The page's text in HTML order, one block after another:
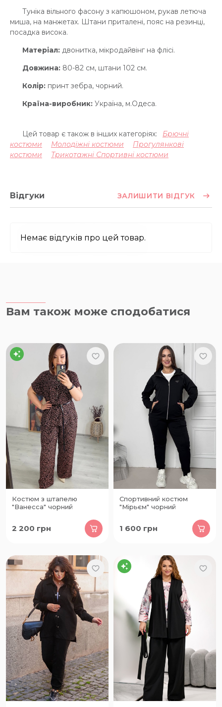
Туніка вільного фасону з капюшоном, рукав летюча
миша, на манжетах. Штани приталені, пояс на резинці,
посадка висока.
Матеріал: двонитка, мікродайвінг на флісі.
Довжина: 80-82 см, штани 102 см.
Колір: принт зебра, чорний.
Країна-виробник: Україна, м.Одеса.
Цей товар є також в інших категоріях:
Брючні
костюми
Молодіжні костюми
Прогулянкові
костюми
Трикотажні Спортивні костюми
Відгуки ЗАЛИШИТИ ВІДГУК
Немає відгуків про цей товар.
Вам також може сподобатися
Костюм з штапелю
"Ванесса" чорний
2 200 грн
Спортивний костюм
"Мірьєм" чорний
1 600 грн